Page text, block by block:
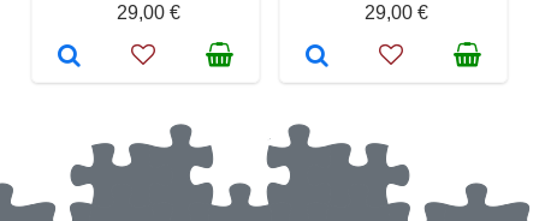
29,00 €
29,00 €